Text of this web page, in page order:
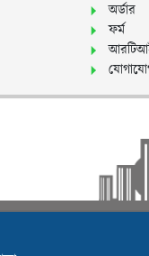
অর্ডার
ফর্ম